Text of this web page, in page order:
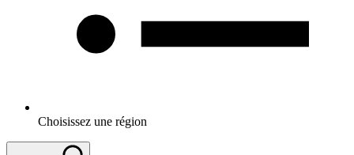
Choisissez une région